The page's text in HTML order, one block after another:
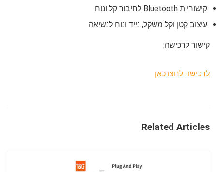
קישוריות Bluetooth לחיבור קל ונוח
עיצוב קטן וקל משקל, נייד ונוח לנשיאה
קישור לרכישה:
לרכישה לחצו כאן
Related Articles